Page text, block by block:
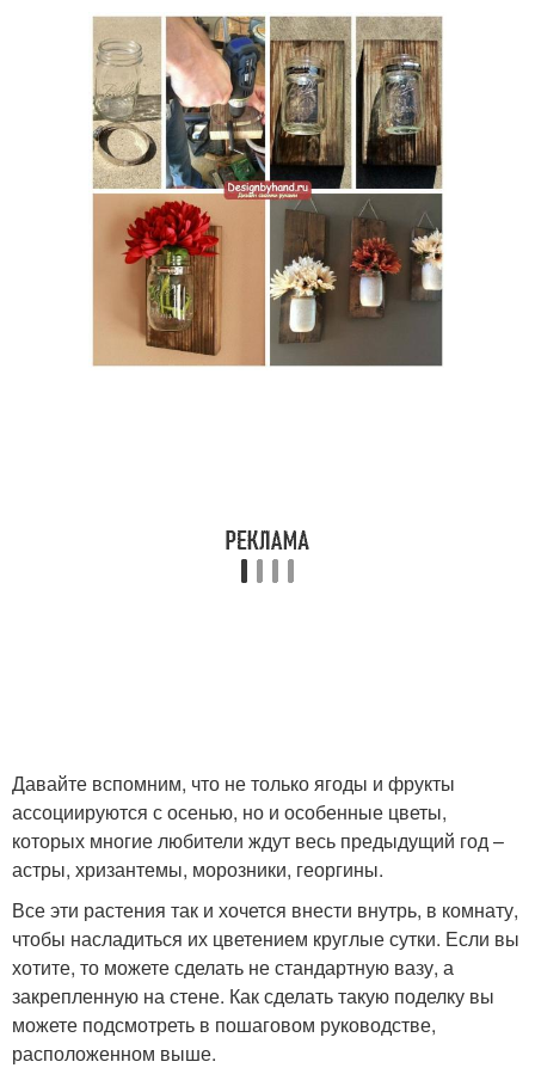
Давайте вспомним, что не только ягоды и фрукты
ассоциируются с осенью, но и особенные цветы,
которых многие любители ждут весь предыдущий год –
астры, хризантемы, морозники, георгины.
Все эти растения так и хочется внести внутрь, в комнату,
чтобы насладиться их цветением круглые сутки. Если вы
хотите, то можете сделать не стандартную вазу, а
закрепленную на стене. Как сделать такую поделку вы
можете подсмотреть в пошаговом руководстве,
расположенном выше.